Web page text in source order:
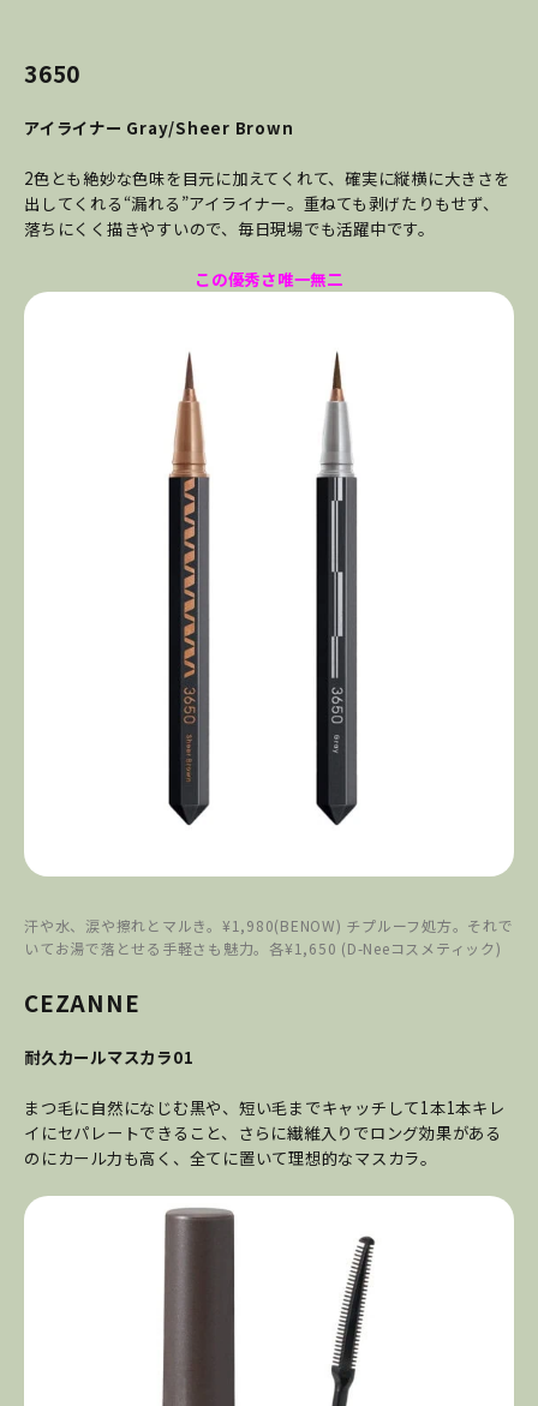
3650
アイライナー Gray/Sheer Brown
2色とも絶妙な色味を目元に加えてくれて、確実に縦横に大きさを
出してくれる“漏れる”アイライナー。重ねても剥げたりもせず、
落ちにくく描きやすいので、毎日現場でも活躍中です。
この優秀さ唯一無二
汗や水、涙や擦れとマルき。¥1,980(BENOW) チプルーフ処方。それで
いてお湯で落とせる手軽さも魅力。各¥1,650 (D-Neeコスメティック)
CEZANNE
耐久カールマスカラ01
まつ毛に自然になじむ黒や、短い毛までキャッチして1本1本キレ
イにセパレートできること、さらに繊維入りでロング効果がある
のにカール力も高く、全てに置いて理想的なマスカラ。